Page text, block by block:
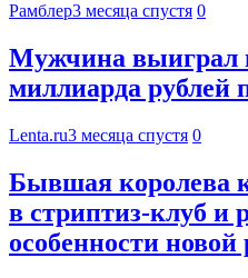
Рамблер3 месяца спустя 0
Мужчина выиграл
миллиарда рублей
Lenta.ru3 месяца спустя 0
Бывшая королева
в стриптиз-клуб и
особенности новой